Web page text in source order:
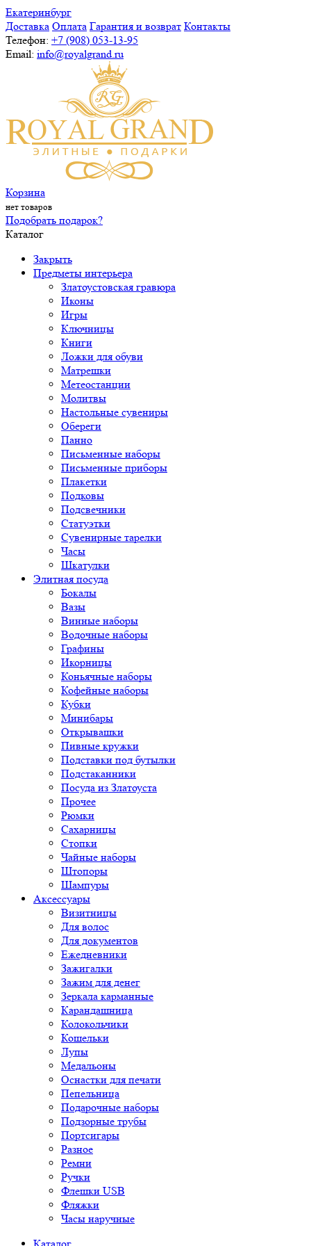
Екатеринбург
Доставка Оплата Гарантия и возврат Контакты
Телефон: +7 (908) 053-13-95
Email: info@royalgrand.ru
Корзина
нет товаров
Подобрать подарок?
Каталог
Закрыть
Предметы интерьера
Златоустовская гравюра
Иконы
Игры
Ключницы
Книги
Ложки для обуви
Матрешки
Метеостанции
Молитвы
Настольные сувениры
Обереги
Панно
Письменные наборы
Письменные приборы
Плакетки
Подковы
Подсвечники
Статуэтки
Сувенирные тарелки
Часы
Шкатулки
Элитная посуда
Бокалы
Вазы
Винные наборы
Водочные наборы
Графины
Икорницы
Коньячные наборы
Кофейные наборы
Кубки
Минибары
Открывашки
Пивные кружки
Подставки под бутылки
Подстаканники
Посуда из Златоуста
Прочее
Рюмки
Сахарницы
Стопки
Чайные наборы
Штопоры
Шампуры
Аксессуары
Визитницы
Для волос
Для документов
Ежедневники
Зажигалки
Зажим для денег
Зеркала карманные
Карандашница
Колокольчики
Кошельки
Лупы
Медальоны
Оснастки для печати
Пепельница
Подарочные наборы
Подзорные трубы
Портсигары
Разное
Ремни
Ручки
Флешки USB
Фляжки
Часы наручные